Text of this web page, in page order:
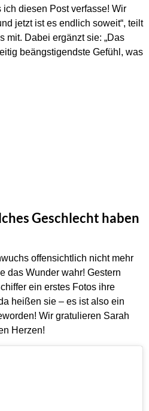
diesen Post verfasse! Wir
jetzt ist es endlich soweit“, teilt
mit. Dabei ergänzt sie: „Das
beängstigendste Gefühl, was
Geschlecht haben
offensichtlich nicht mehr
das Wunder wahr! Gestern
ein erstes Fotos ihre
heißen sie – es ist also ein
Wir gratulieren Sarah
Herzen!